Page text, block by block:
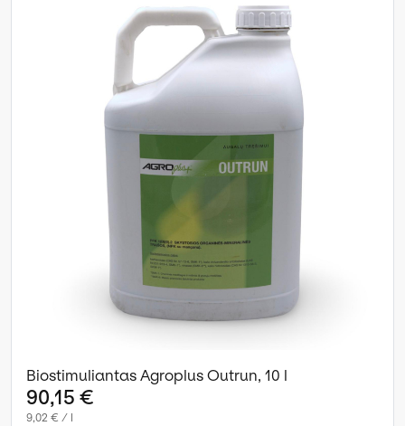
Biostimuliantas Agroplus Outrun, 10 l
90,15 €
9,02 € / l